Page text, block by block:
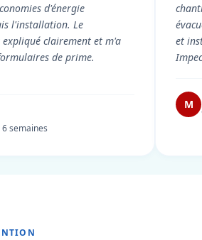
d'énergie
l'installation. Le
clairement et m'a
de prime.
semaines
et
M